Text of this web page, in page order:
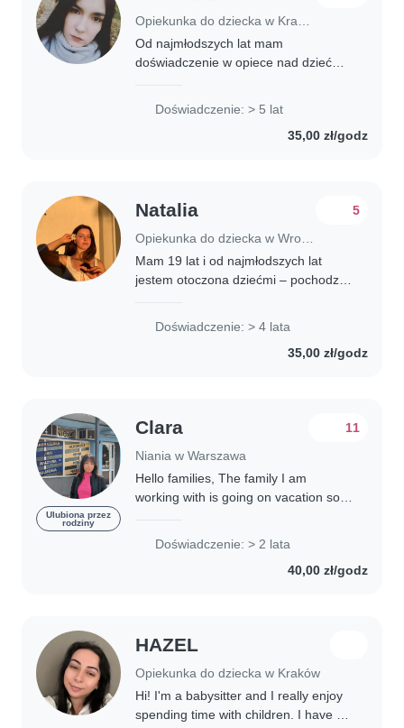
Opiekunka do dziecka w Kraków
Od najmłodszych lat mam
doświadczenie w opiece nad dziećmi.
Doświadczenie: > 5 lat
35,00 zł/godz
Natalia 5
Mam 19 lat i od najmłodszych lat
jestem otoczona dziećmi – pochodzę
Doświadczenie: > 4 lata
35,00 zł/godz
Ulubiona przez
rodziny
Clara
Niania w Warszawa
11
Hello families, The family I am
working with is going on vacation so I
Doświadczenie: > 2 lata
40,00 zł/godz
HAZEL
Opiekunka do dziecka w Kraków
Hi! I'm a babysitter and I really enjoy
spending time with children. I have a